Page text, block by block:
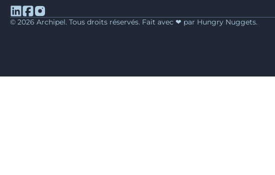
© 2026 Archipel. Tous droits réservés. Fait avec ❤ par Hungry Nuggets.